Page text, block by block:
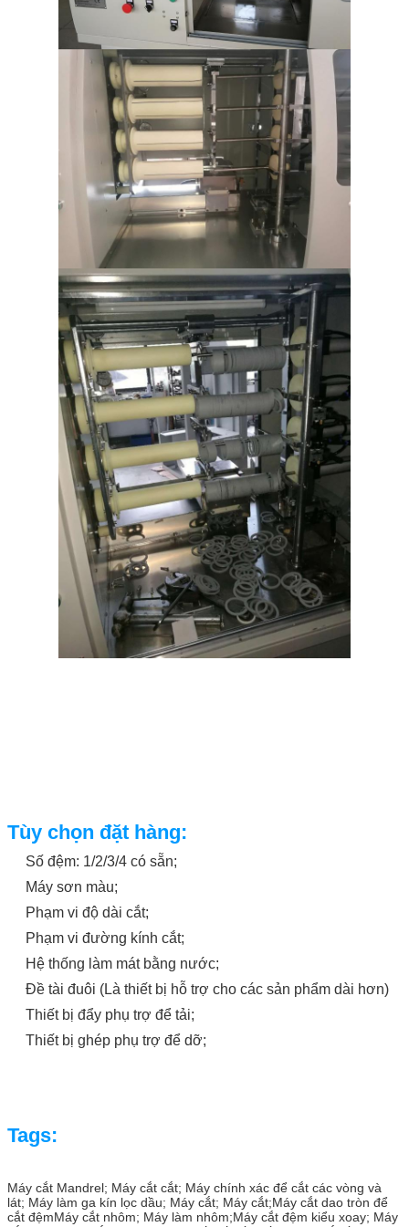
Để lại
Tùy chọn đặt hàng:
Số đệm: 1/2/3/4 có sẵn;
Máy sơn màu;
Phạm vi độ dài cắt;
Phạm vi đường kính cắt;
Hệ thống làm mát bằng nước;
Đề tài đuôi (Là thiết bị hỗ trợ cho các sản phẩm dài hơn)
Thiết bị đẩy phụ trợ để tải;
Thiết bị ghép phụ trợ để dỡ;
Tags:
Máy cắt Mandrel; Máy cắt cắt; Máy chính xác để cắt các vòng và
lát; Máy làm ga kín lọc dầu; Máy cắt; Máy cắt;Máy cắt dao tròn để
cắt đệmMáy cắt nhôm; Máy làm nhôm;Máy cắt đệm kiểu xoay; Máy